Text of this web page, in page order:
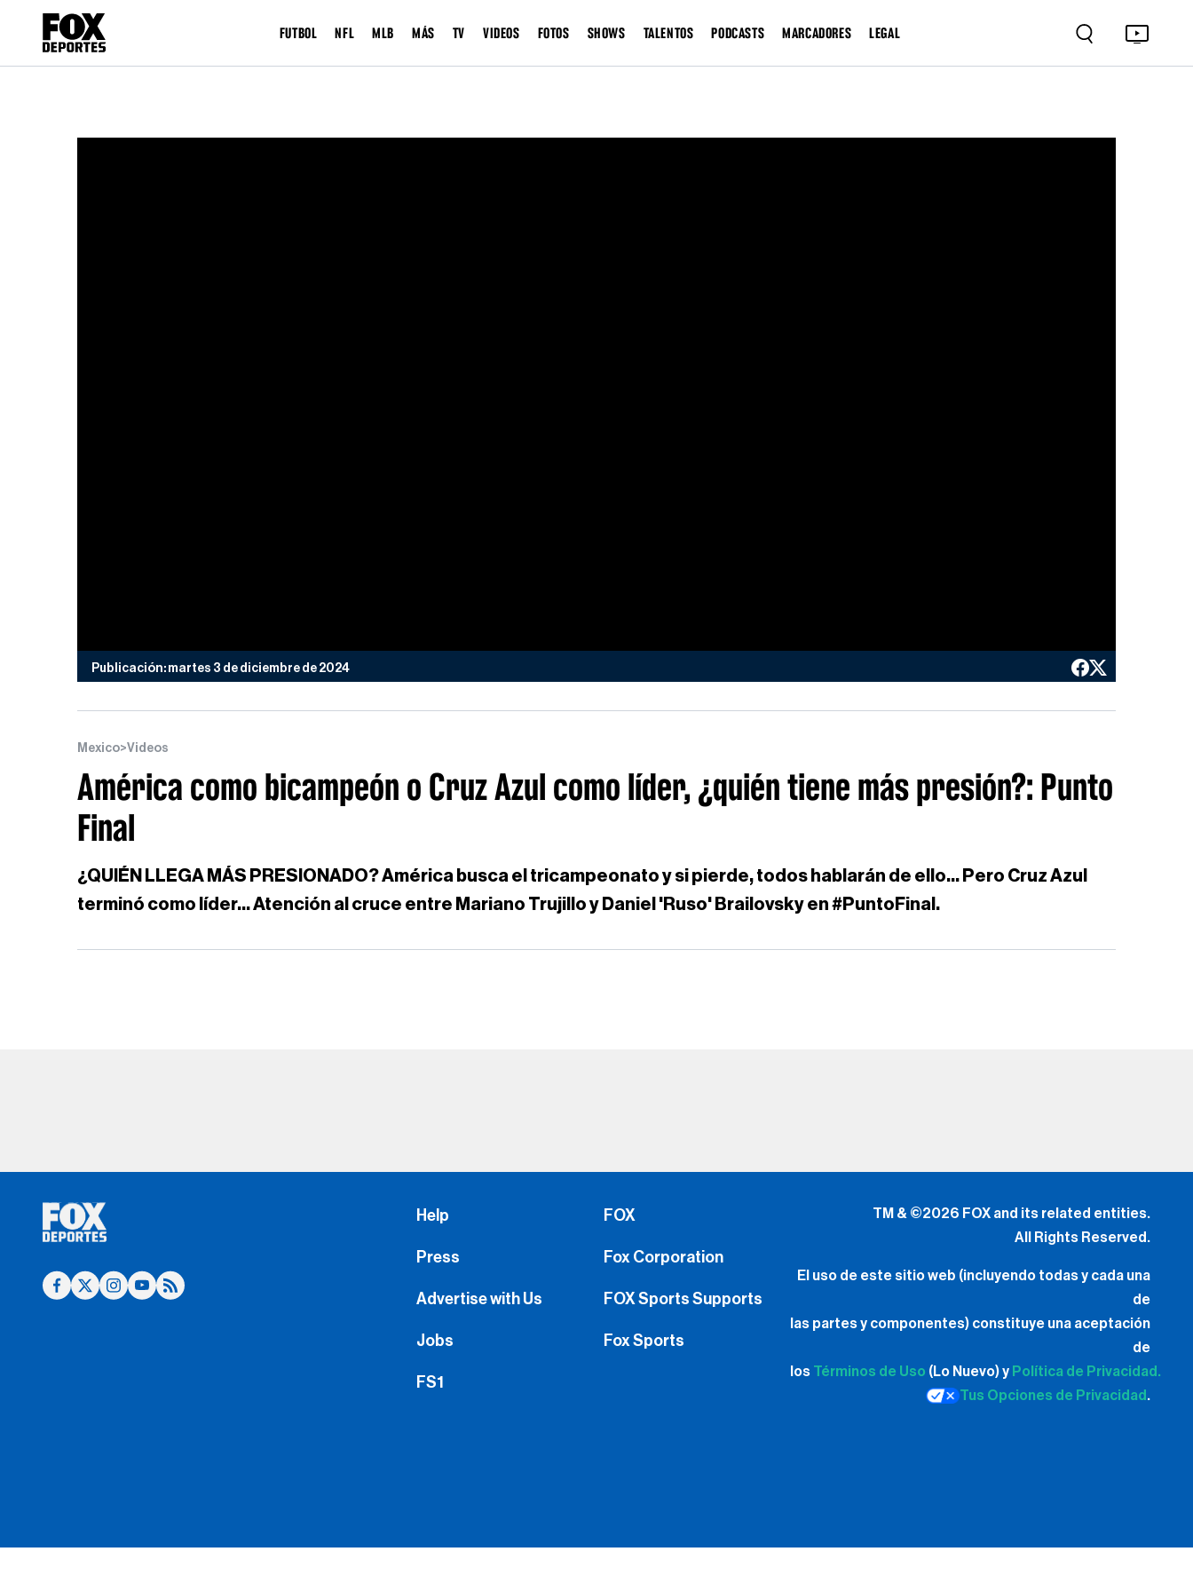
FUTBOL NFL MLB MÁS TV VIDEOS FOTOS SHOWS TALENTOS PODCASTS MARCADORES LEGAL
Publicación: martes 3 de diciembre de 2024
Mexico>Videos
América como bicampeón o Cruz Azul como líder, ¿quién tiene más presión?: Punto
Final
¿QUIÉN LLEGA MÁS PRESIONADO? América busca el tricampeonato y si pierde, todos hablarán de ello... Pero Cruz Azul
terminó como líder... Atención al cruce entre Mariano Trujillo y Daniel 'Ruso' Brailovsky en #PuntoFinal.
Help
Press
Advertise with Us
Jobs
FS1
FOX
Fox Corporation
FOX Sports Supports
Fox Sports
TM & ©2026 FOX and its related entities.
All Rights Reserved.
El uso de este sitio web (incluyendo todas y cada una
de
las partes y componentes) constituye una aceptación
de
los Términos de Uso (Lo Nuevo) y Política de Privacidad.
Tus Opciones de Privacidad .